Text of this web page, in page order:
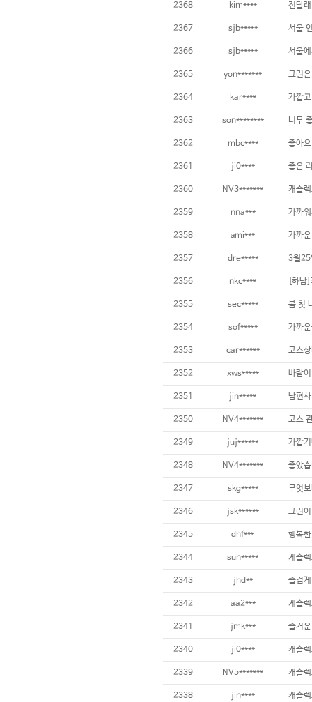
2368 kim**** 진달
2367 sjb***** 서울
2366 sjb***** 서울
2365 yon*******
2364 kar**** 가깝
2363 son******** 너무
2362 mbc**** 좋아
2361 ji0**** 좋은
2360 NV3******* 캐슬
2359 nna*** 가까
2358 ami*** 가까
2357 dre***** 3월25
2356 nkc**** [하남
2355 sec***** 봄 첫
2354 sof***** 가까
2353 car****** 코스
2352 xws***** 바람
2351 jin***** 남편
2350 NV4******* 코스
2349 juj****** 가깝
2348 NV4******* 좋았
2347 skg***** 무엇
2346 jsk****** 그린
2345 dhf*** 행복
2344 sun***** 케슬
2343 jhd** 즐겁
2342 aa2*** 케슬
2341 jmk*** 즐거
2340 ji0**** 캐슬
2339 NV5******* 캐슬
2338 jin**** 캐슬